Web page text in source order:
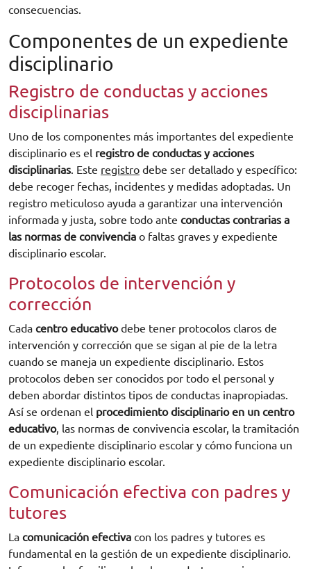
consecuencias.
Componentes de un expediente
disciplinario
Registro de conductas y acciones
disciplinarias
Uno de los componentes más importantes del expediente
disciplinario es el registro de conductas y acciones
disciplinarias. Este registro debe ser detallado y específico:
debe recoger fechas, incidentes y medidas adoptadas. Un
registro meticuloso ayuda a garantizar una intervención
informada y justa, sobre todo ante conductas contrarias a
las normas de convivencia o faltas graves y expediente
disciplinario escolar.
Protocolos de intervención y
corrección
Cada centro educativodebe tener protocolos claros de
intervención y corrección que se sigan al pie de la letra
cuando se maneja un expediente disciplinario. Estos
protocolos deben ser conocidos por todo el personal y
deben abordar distintos tipos de conductas inapropiadas.
Así se ordenan el procedimiento disciplinario en un centro
educativo, las normas de convivencia escolar, la tramitación
de un expediente disciplinario escolar y cómo funciona un
expediente disciplinario escolar.
Comunicación efectiva con padres y
tutores
La comunicación efectiva con los padres y tutores es
fundamental en la gestión de un expediente disciplinario.